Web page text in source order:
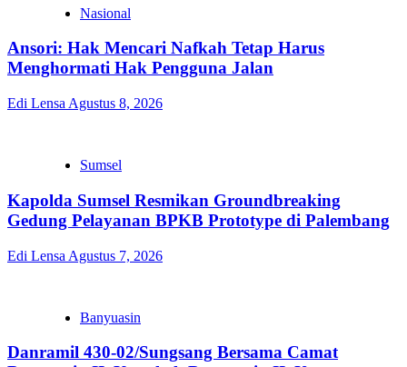
Nasional
Ansori: Hak Mencari Nafkah Tetap Harus
Menghormati Hak Pengguna Jalan
Edi Lensa Agustus 8, 2026
Sumsel
Kapolda Sumsel Resmikan Groundbreaking
Gedung Pelayanan BPKB Prototype di Palembang
Edi Lensa Agustus 7, 2026
Banyuasin
Danramil 430-02/Sungsang Bersama Camat